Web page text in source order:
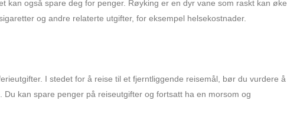
kan også spare deg for penger. Røyking er en dyr vane som raskt kan øke
og andre relaterte utgifter, for eksempel helsekostnader.
I stedet for å reise til et fjerntliggende reisemål, bør du vurdere å
kan spare penger på reiseutgifter og fortsatt ha en morsom og